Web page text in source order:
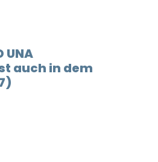
UNA
ist auch in dem